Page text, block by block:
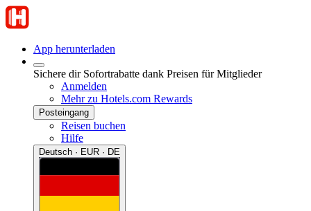
App herunterladen
Sichere dir Sofortrabatte dank Preisen für Mitglieder
Anmelden
Mehr zu Hotels.com Rewards
Posteingang
Reisen buchen
Hilfe
Deutsch · EUR · DE